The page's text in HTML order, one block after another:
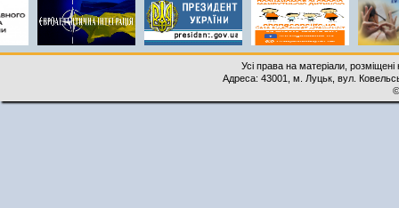
Усі права на матеріали,
Адреса: 43001, м. Луцьк, вул.